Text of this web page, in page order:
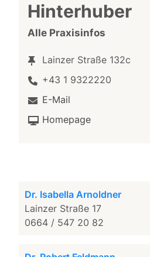
Hinterhuber
Alle Praxisinfos
Lainzer Straße 132c
+43 1 9322220
E-Mail
Homepage
Dr. Isabella Arnoldner
Lainzer Straße 17
0664 / 547 20 82